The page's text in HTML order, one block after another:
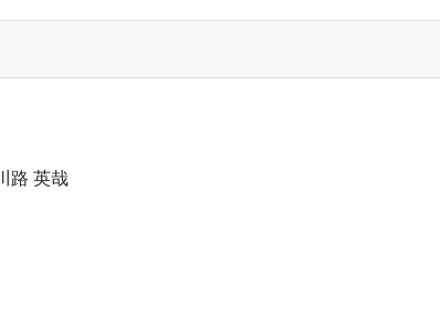
路 英哉